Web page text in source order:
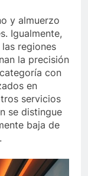
y almuerzo
Igualmente,
regiones
la precisión
con
en
servicios
se distingue
baja de